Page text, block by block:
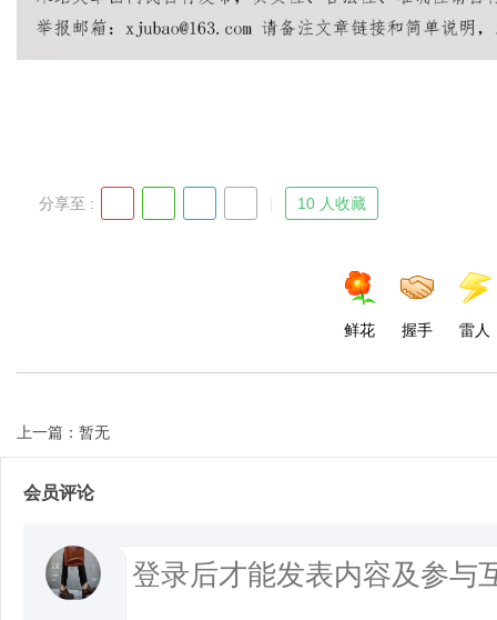
分享至 : 10 人收藏
鲜花 握手 雷人
上一篇：暂无
会员评论